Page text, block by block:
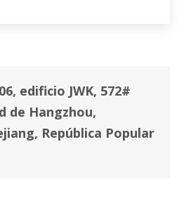
edificio JWK, 572#
de Hangzhou,
República Popular